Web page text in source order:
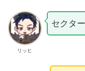
リッヒ
セクタ